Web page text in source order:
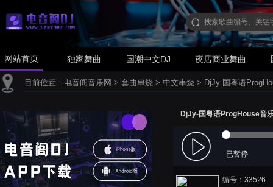
网站首页 独家舞曲 国潮中文DJ 夜店商业舞曲
目前位置： 电音阁音乐网 > 套曲串烧 > 中文串烧 > DjJy-国粤语
DjJy-国粤语ProgHouse音
已暂停
编号：33526